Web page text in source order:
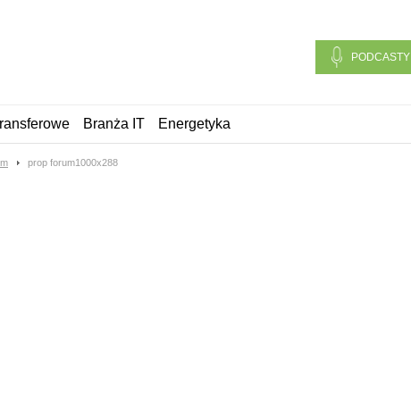
PODCASTY
Branża IT Energetyka
prop forum1000x288